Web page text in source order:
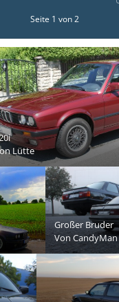
Seite 1 von 2
Lütte
Großer Bruder
VonCandyMan